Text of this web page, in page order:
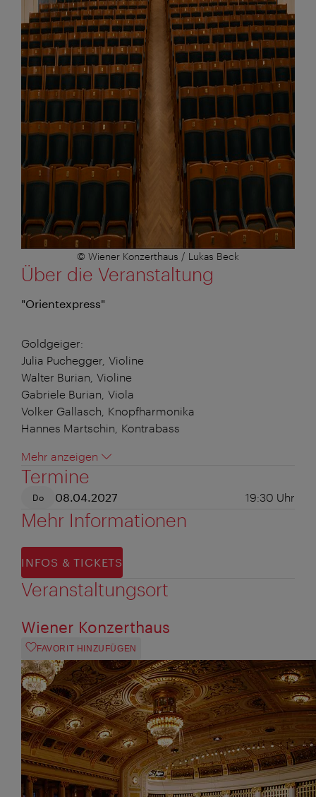
© Wiener Konzerthaus / Lukas Beck
Über die Veranstaltung
"Orientexpress"
Goldgeiger:
Julia Puchegger, Violine
Walter Burian, Violine
Gabriele Burian, Viola
Volker Gallasch, Knopfharmonika
Hannes Martschin, Kontrabass
Mehr anzeigen
Termine
Do 08.04.2027 19:30 Uhr
Mehr Informationen
INFOS & TICKETS
Veranstaltungsort
Wiener Konzerthaus
FAVORIT HINZUFÜGEN